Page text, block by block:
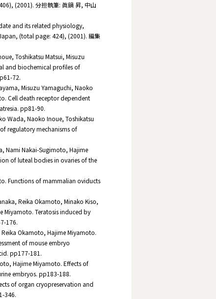
(2001). 分担執筆: 眞鍋 昇, 中山
and its related physiology,
(total page: 424), (2001). 編集
Toshikatsu Matsui, Misuzu
and biochemical profiles of
72.
Misuzu Yamaguchi, Naoko
Cell death receptor dependent
pp81-90.
Wada, Naoko Inoue, Toshikatsu
regulatory mechanisms of
Nami Nakai-Sugimoto, Hajime
of luteal bodies in ovaries of the
Functions of mammalian oviducts
Reika Okamoto, Minako Kiso,
Miyamoto. Teratosis induced by
176.
Okamoto, Hajime Miyamoto.
of mouse embryo
pp177-181.
Hajime Miyamoto. Effects of
embryos. pp183-188.
of organ cryopreservation and
346.